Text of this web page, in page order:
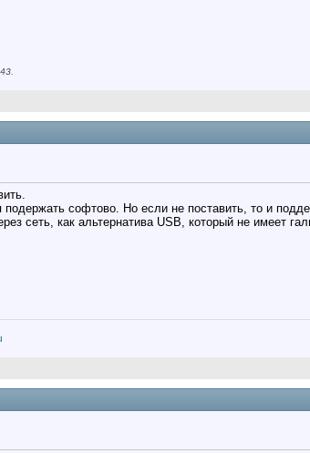
.
софтово. Но если не поставить, то и
сеть, как альтернатива USB, который не имеет